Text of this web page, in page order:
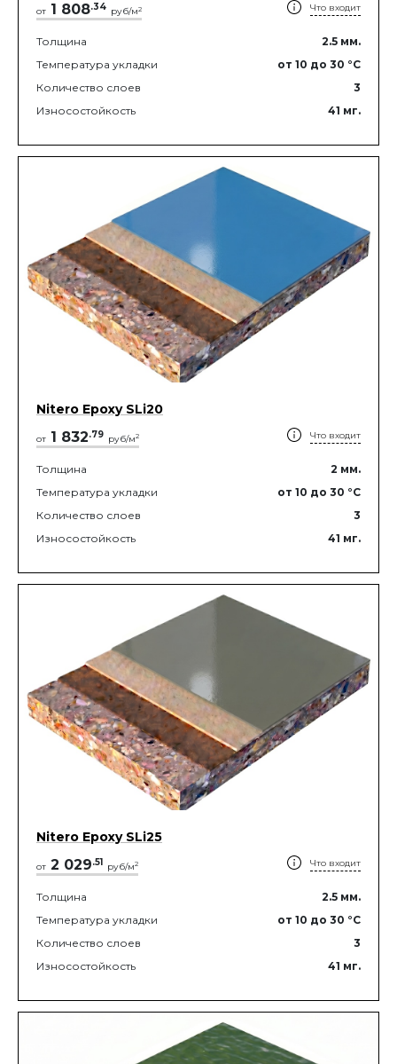
от 1 808.34 руб/м2 Что входит
Толщина 2.5 мм.
Температура укладки
от 10 до 30 °C
Количество слоев
3
Износостойкость
41 мг.
Nitero Epoxy SLi20
от 1 832.79 руб/м2 Что входит
Толщина 2 мм.
Температура укладки
от 10 до 30 °C
Количество слоев
3
Износостойкость
41 мг.
Nitero Epoxy SLi25
от 2 029.51 руб/м2 Что входит
Толщина 2.5 мм.
Температура укладки
от 10 до 30 °C
Количество слоев
3
Износостойкость
41 мг.